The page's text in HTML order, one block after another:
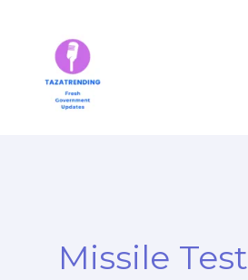
Missile Test